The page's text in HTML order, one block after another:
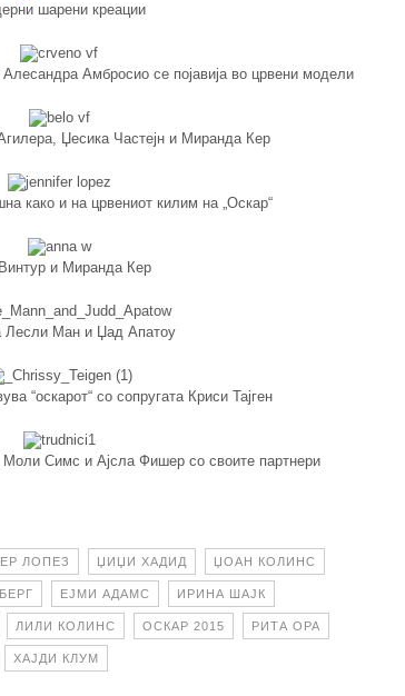
шарени креации
Амбросио се појавија во црвени модели
Џесика Частејн и Миранда Кер
како и на црвениот килим на „Оскар“
и Миранда Кер
Лесли Ман и Џад Апатоу
“оскарот“ со сопругата Криси Тајген
Моли Симс и Ајсла Фишер со своите партнери
ЛОПЕЗ ЏИЏИ ХАДИД ЏОАН КОЛИНС
ЕЈМИ АДАМС ИРИНА ШАЈК
ЛИЛИ КОЛИНС ОСКАР 2015 РИТА ОРА
ХАЈДИ КЛУМ